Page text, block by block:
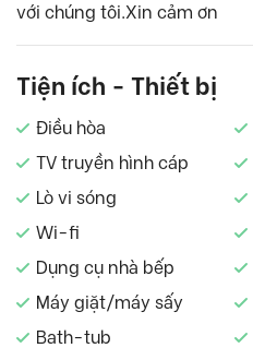
với chúng tôi.Xin cảm ơn
Tiện ích - Thiết bị
Điều hòa
TV truyền hình cáp
Lò vi sóng
Wi-fi
Dụng cụ nhà bếp
Máy giặt/máy sấy
Bath-tub